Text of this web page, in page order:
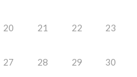
20 21 22 23
27 28 29 30